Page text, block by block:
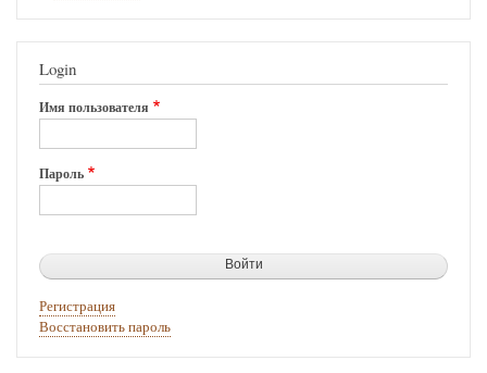
Login
Имя пользователя
Пароль
Регистрация
Восстановить пароль